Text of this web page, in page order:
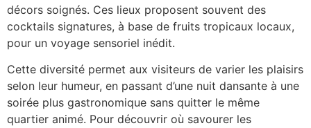
décors soignés. Ces lieux proposent souvent des
cocktails signatures, à base de fruits tropicaux locaux,
pour un voyage sensoriel inédit.
Cette diversité permet aux visiteurs de varier les plaisirs
selon leur humeur, en passant d’une nuit dansante à une
soirée plus gastronomique sans quitter le même
quartier animé. Pour découvrir où savourer les